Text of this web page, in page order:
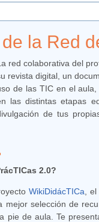
la Red
red colaborativa del
revista digital, un
de las TIC en el
las distintas etapas
de tus
2.0?
WikiDidácTICa ,
mejor selección de
pie de aula. Te